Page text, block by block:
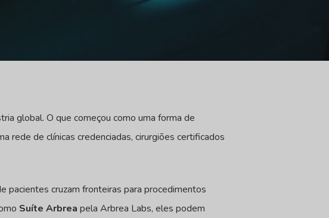
global. O que começou como uma forma de
rede de clínicas credenciadas, cirurgiões certificados
pacientes cruzam fronteiras para procedimentos
Suíte Arbrea pela Arbrea Labs, eles podem